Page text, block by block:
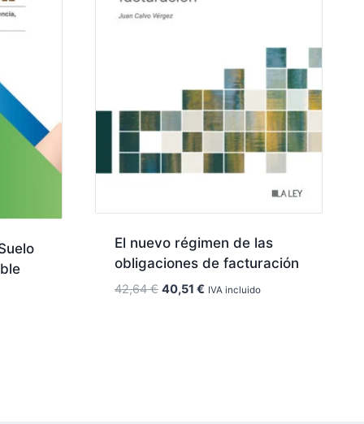
El nuevo régimen de las
obligaciones de facturación
42,64€ El
40,51 € El
IVA incluido